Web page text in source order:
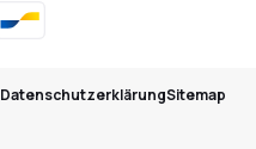
DatenschutzerklärungSitemap